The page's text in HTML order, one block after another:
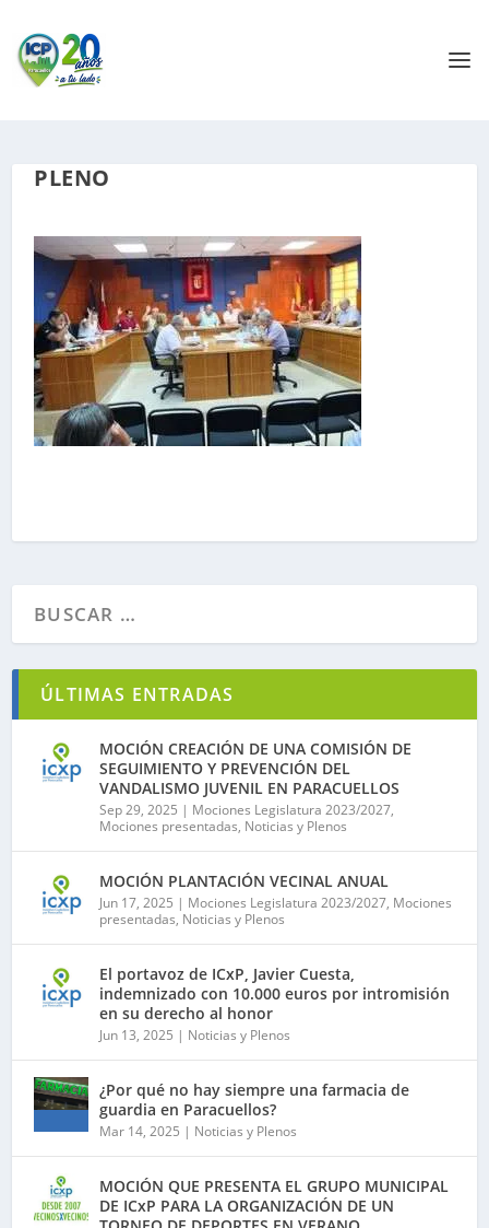
PLENO
ÚLTIMAS ENTRADAS
MOCIÓN CREACIÓN DE UNA COMISIÓN DE
SEGUIMIENTO Y PREVENCIÓN DEL
VANDALISMO JUVENIL EN PARACUELLOS
Sep 29, 2025 | Mociones Legislatura 2023/2027,
Mociones presentadas, Noticias y Plenos
MOCIÓN PLANTACIÓN VECINAL ANUAL
Jun 17, 2025 | Mociones Legislatura 2023/2027, Mociones
presentadas, Noticias y Plenos
El portavoz de ICxP, Javier Cuesta,
indemnizado con 10.000 euros por intromisión
en su derecho al honor
Jun 13, 2025 | Noticias y Plenos
¿Por qué no hay siempre una farmacia de
guardia en Paracuellos?
Mar 14, 2025 | Noticias y Plenos
MOCIÓN QUE PRESENTA EL GRUPO MUNICIPAL
DE ICxP PARA LA ORGANIZACIÓN DE UN